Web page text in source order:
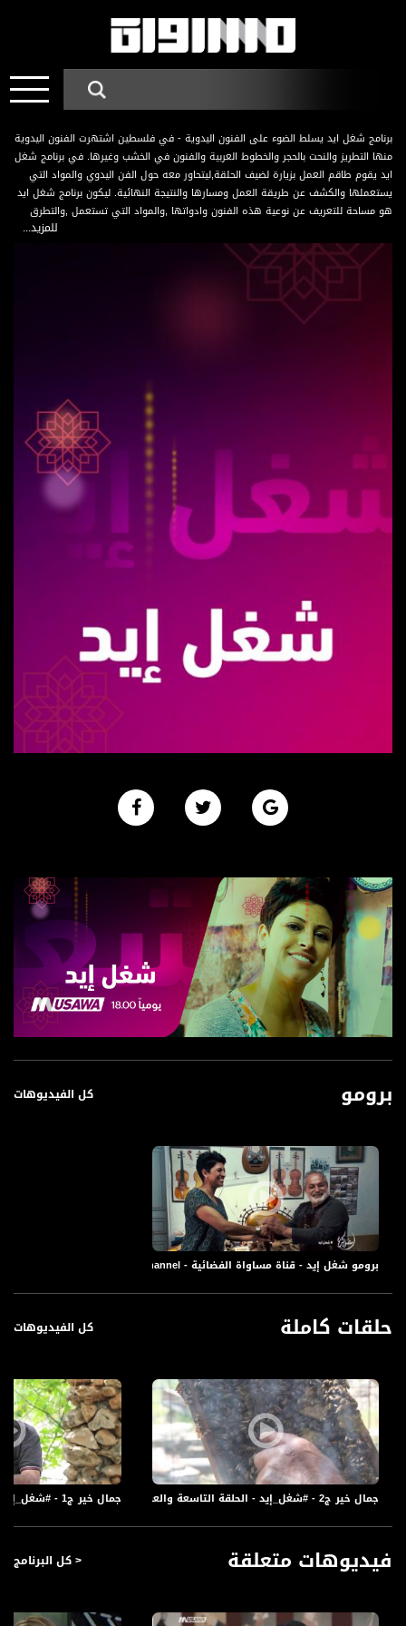
برنامج شغل ايد يسلط الضوء على الفنون اليدوية - في فلسطين اشتهرت الفنون اليدوية
منها التطريز والنحت بالحجر والخطوط العربية والفنون في الخشب وغيرها. في برنامج شغل
ايد يقوم طاقم العمل بزيارة لضيف الحلقة,ليتحاور معه حول الفن اليدوي والمواد التي
يستعملها والكشف عن طريقة العمل ومسارها والنتيجة النهائية. ليكون برنامج شغل ايد
هو مساحة للتعريف عن نوعية هذه الفنون وادواتها ,والمواد التي تستعمل ,والتطرق
للمزيد...
برومو كل الفيديوهات
برومو شغل إيد - قناة مساواة الفضائية - Musawa Channel
حلقات كاملة كل الفيديوهات
جمال خير ج1 - #شغل_إيد - الحلقة التاسعة والعشرين - قناة مساواة الفضائية - Musawa Channel جمال خير ج2 - #شغل_إيد - الحلقة التاسعة والعشرين - قناة مساواة الفضائية - Musawa Channel
فيديوهات متعلقة < كل البرنامج